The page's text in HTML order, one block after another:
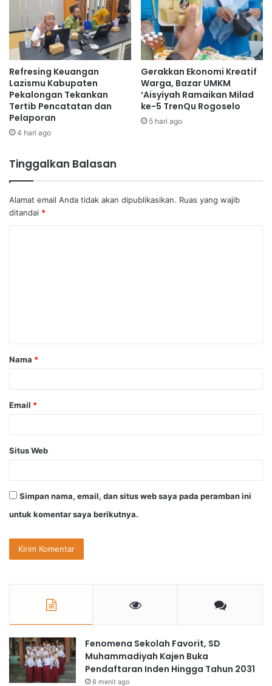
Refresing Keuangan
Lazismu Kabupaten
Pekalongan Tekankan
Tertib Pencatatan dan
Pelaporan
4 hari ago
Gerakkan Ekonomi Kreatif
Warga, Bazar UMKM
‘Aisyiyah Ramaikan Milad
ke-5 TrenQu Rogoselo
5 hari ago
Tinggalkan Balasan
Alamat email Anda tidak akan dipublikasikan. Ruas yang wajib
ditandai *
a
r
Nama *
Email *
Situs Web
Simpan nama, email, dan situs web saya pada peramban ini
untuk komentar saya berikutnya.
Fenomena Sekolah Favorit, SD
Muhammadiyah Kajen Buka
Pendaftaran Inden Hingga Tahun 2031
8 menit ago